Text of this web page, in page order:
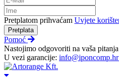
Pretplatom prihvaćam Uvjete
Pretplata
Pomoć
Nastojimo odgovoriti na vaša
U vezi garancije: info@iponcomp.hr